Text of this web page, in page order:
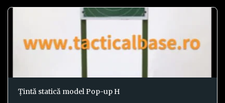
Ţintă statică model Pop-up H